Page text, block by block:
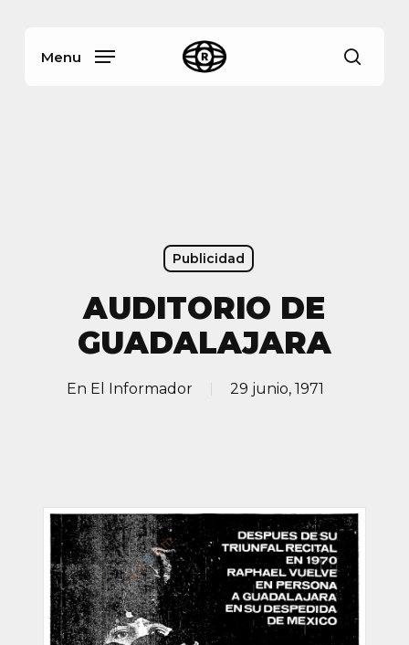
Menu
Publicidad
AUDITORIO DE
GUADALAJARA
En El Informador 29 junio, 1971